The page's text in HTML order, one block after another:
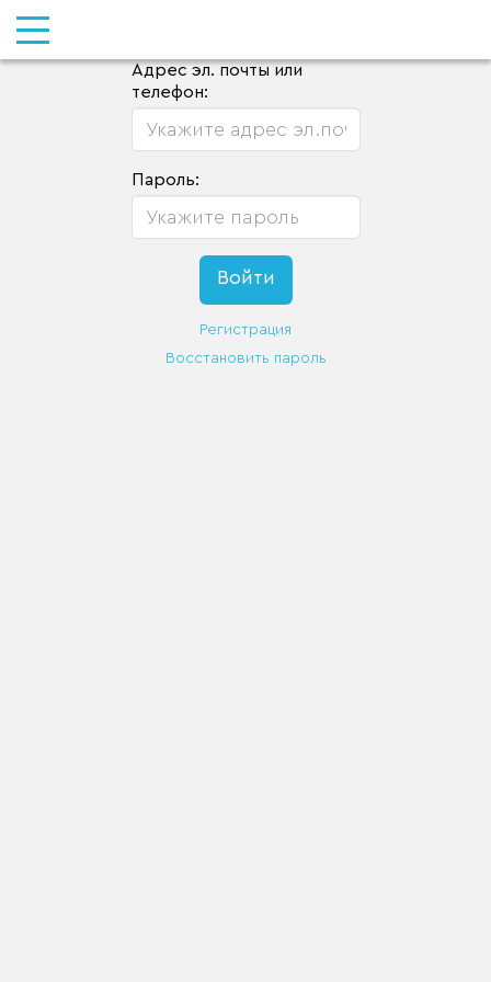
Адрес эл. почты или
телефон:
Пароль:
Регистрация
Восстановить пароль